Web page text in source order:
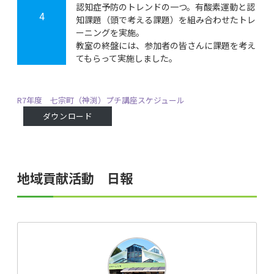
4
認知症予防のトレンドの一つ。有酸素運動と認
知課題（頭で考える課題）を組み合わせたトレ
ーニングを実施。
教室の終盤には、参加者の皆さんに課題を考え
てもらって実施しました。
R7年度 七宗町（神渕）プチ講座スケジュール
ダウンロード
地域貢献活動 日報